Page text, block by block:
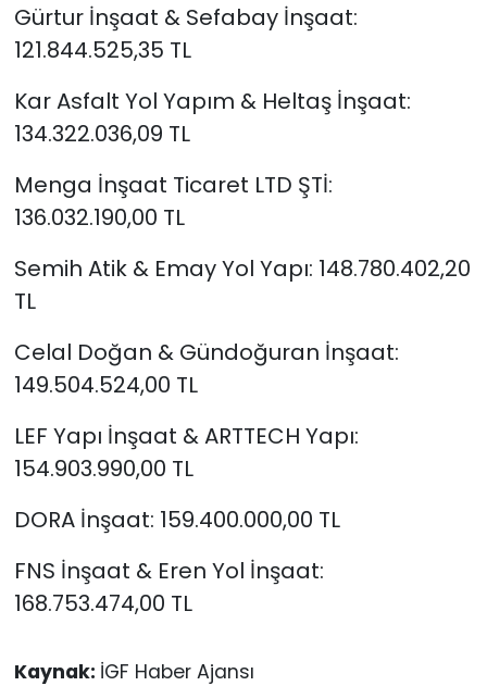
Gürtur İnşaat & Sefabay İnşaat:
121.844.525,35 TL
Kar Asfalt Yol Yapım & Heltaş İnşaat:
134.322.036,09 TL
Menga İnşaat Ticaret LTD ŞTİ:
136.032.190,00 TL
Semih Atik & Emay Yol Yapı: 148.780.402,20
TL
Celal Doğan & Gündoğuran İnşaat:
149.504.524,00 TL
LEF Yapı İnşaat & ARTTECH Yapı:
154.903.990,00 TL
DORA İnşaat: 159.400.000,00 TL
FNS İnşaat & Eren Yol İnşaat:
168.753.474,00 TL
Kaynak: İGF Haber Ajansı